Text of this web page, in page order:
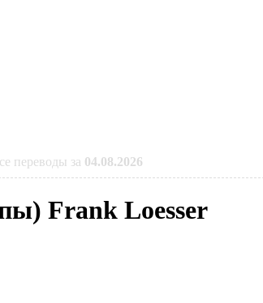
переводы за 04.08.2026
Frank Loesser